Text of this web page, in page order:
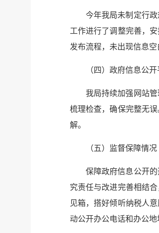
今年我局未制定行
工作进行了调整完善，
发布流程，未出现信息空
（四）政府信息公
我局持续加强网站
梳理检查，确保完整无
解。
（五）监督保障情况
保障政府信息公开
究责任与改进完善相结
见箱，搭好倾听纳税人
动公开办公电话和办公地